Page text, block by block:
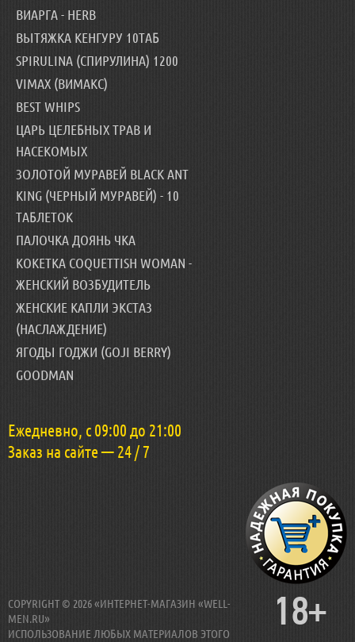
ВИАРГА - HERB
ВЫТЯЖКА КЕНГУРУ 10ТАБ
SPIRULINA (СПИРУЛИНА) 1200
VIMAX (ВИМАКС)
BEST WHIPS
ЦАРЬ ЦЕЛЕБНЫХ ТРАВ И
НАСЕКОМЫХ
ЗОЛОТОЙ МУРАВЕЙ BLACK ANT
KING (ЧЕРНЫЙ МУРАВЕЙ) - 10
ТАБЛЕТОК
ПАЛОЧКА ДОЯНЬ ЧКА
КОКЕТКА COQUETTISH WOMAN -
ЖЕНСКИЙ ВОЗБУДИТЕЛЬ
ЖЕНСКИЕ КАПЛИ ЭКСТАЗ
(НАСЛАЖДЕНИЕ)
ЯГОДЫ ГОДЖИ (GOJI BERRY)
GOODMAN
Ежедневно, с 09:00 до 21:00
Заказ на сайте — 24 / 7
18+
COPYRIGHT © 2026 «ИНТЕРНЕТ-МАГАЗИН «WELL-
MEN.RU»
ИСПОЛЬЗОВАНИЕ ЛЮБЫХ МАТЕРИАЛОВ ЭТОГО